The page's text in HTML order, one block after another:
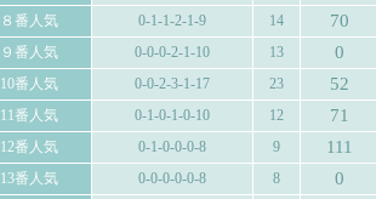
８番人気 0-1-1-2-1-9 14 70
９番人気 0-0-0-2-1-10 13 0
10番人気 0-0-2-3-1-17 23 52
11番人気 0-1-0-1-0-10 12 71
12番人気 0-1-0-0-0-8 9 111
13番人気 0-0-0-0-0-8 8 0